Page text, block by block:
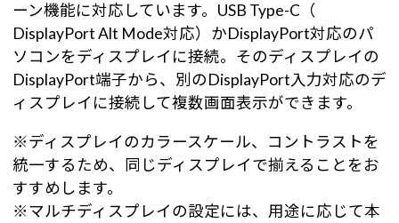
ーン機能に対応しています。USB Type-C（
DisplayPort Alt Mode対応）かDisplayPort対応のパ
ソコンをディスプレイに接続。そのディスプレイの
DisplayPort端子から、別のDisplayPort入力対応のデ
ィスプレイに接続して複数画面表示ができます。
※ディスプレイのカラースケール、コントラストを
統一するため、同じディスプレイで揃えることをお
すすめします。
※マルチディスプレイの設定には、用途に応じて本